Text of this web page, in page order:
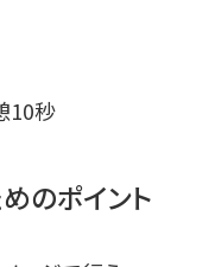
10秒
のポイント